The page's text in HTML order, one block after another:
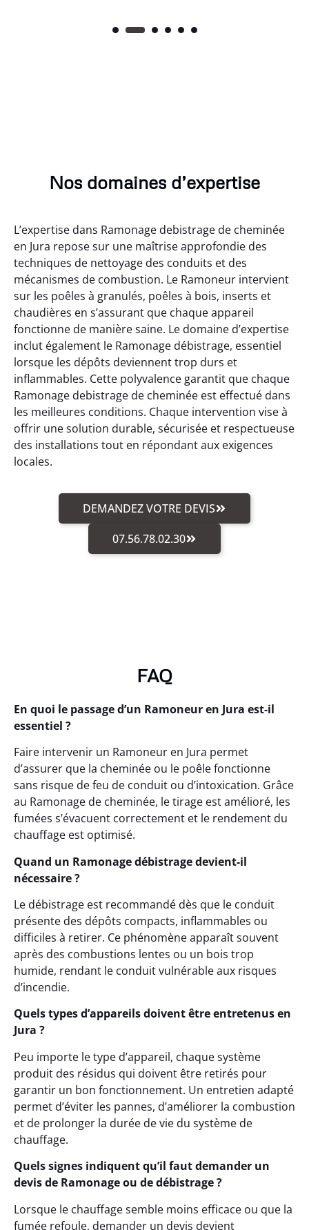
Nos domaines d’expertise
L’expertise dans Ramonage debistrage de cheminée
en Jura repose sur une maîtrise approfondie des
techniques de nettoyage des conduits et des
mécanismes de combustion. Le Ramoneur intervient
sur les poêles à granulés, poêles à bois, inserts et
chaudières en s’assurant que chaque appareil
fonctionne de manière saine. Le domaine d’expertise
inclut également le Ramonage débistrage, essentiel
lorsque les dépôts deviennent trop durs et
inflammables. Cette polyvalence garantit que chaque
Ramonage debistrage de cheminée est effectué dans
les meilleures conditions. Chaque intervention vise à
offrir une solution durable, sécurisée et respectueuse
des installations tout en répondant aux exigences
locales.
DEMANDEZ VOTRE DEVIS
07.56.78.02.30
FAQ
En quoi le passage d’un Ramoneur en Jura est-il
essentiel ?
Faire intervenir un Ramoneur en Jura permet
d’assurer que la cheminée ou le poêle fonctionne
sans risque de feu de conduit ou d’intoxication. Grâce
au Ramonage de cheminée, le tirage est amélioré, les
fumées s’évacuent correctement et le rendement du
chauffage est optimisé.
Quand un Ramonage débistrage devient-il
nécessaire ?
Le débistrage est recommandé dès que le conduit
présente des dépôts compacts, inflammables ou
difficiles à retirer. Ce phénomène apparaît souvent
après des combustions lentes ou un bois trop
humide, rendant le conduit vulnérable aux risques
d’incendie.
Quels types d’appareils doivent être entretenus en
Jura ?
Peu importe le type d’appareil, chaque système
produit des résidus qui doivent être retirés pour
garantir un bon fonctionnement. Un entretien adapté
permet d’éviter les pannes, d’améliorer la combustion
et de prolonger la durée de vie du système de
chauffage.
Quels signes indiquent qu’il faut demander un
devis de Ramonage ou de débistrage ?
Lorsque le chauffage semble moins efficace ou que la
fumée refoule, demander un devis devient